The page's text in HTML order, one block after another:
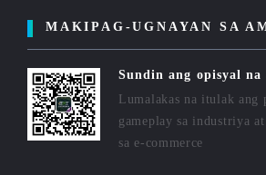
MAKIPAG-UGNAYAN SA
Sundin ang opisyal na
Lumalakas na itulak ang
gameplay sa industriya
sa e-commerce